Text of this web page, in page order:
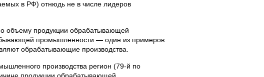
в РФ) отнюдь не в числе лидеров
объему продукции обрабатывающей
промышленности — один из примеров
обрабатывающие производства.
производства регион (79-й по